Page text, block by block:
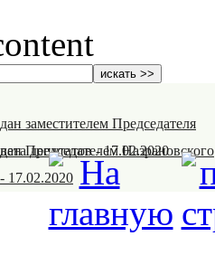
заместителем Председателя
депутатов-17.02.2020
Председателем Назрановского
- 17.02.2020